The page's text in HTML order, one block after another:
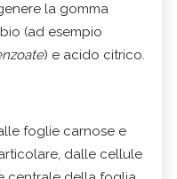
la gomma
(ad esempio
) e acido citrico.
foglie carnose e
dalle cellule